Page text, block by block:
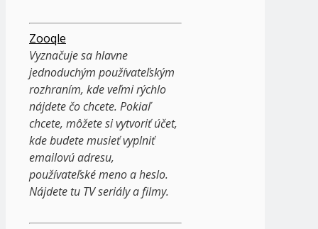
Zooqle
Vyznačuje sa hlavne
jednoduchým používateľským
rozhraním, kde veľmi rýchlo
nájdete čo chcete. Pokiaľ
chcete, môžete si vytvoriť účet,
kde budete musieť vyplniť
emailovú adresu,
používateľské meno a heslo.
Nájdete tu TV seriály a filmy.